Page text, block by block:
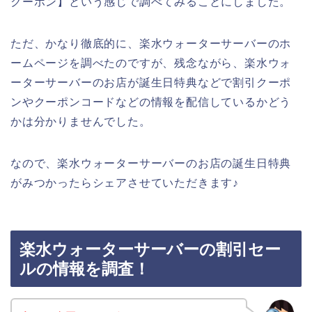
ただ、かなり徹底的に、楽水ウォーターサーバーのホ
ームページを調べたのですが、残念ながら、楽水ウォ
ーターサーバーのお店が誕生日特典などで割引クーポ
ンやクーポンコードなどの情報を配信しているかどう
かは分かりませんでした。
なので、楽水ウォーターサーバーのお店の誕生日特典
がみつかったらシェアさせていただきます♪
楽水ウォーターサーバーの割引セー
ルの情報を調査！